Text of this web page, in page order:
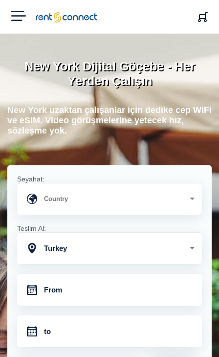
RENT'N
CONNECT
New York Dijital Göçebe - Her
Yerden Çalışın
New York uzaktan çalışanlar için dedike cep WiFi
ve eSIM. Video görüşmelerine yetecek hız,
sözleşme yok.
Seyahat:
Teslim Al:
Turkey